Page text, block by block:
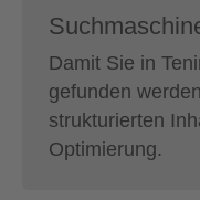
Damit Sie in
gefunden
strukturierten
Optimierung.